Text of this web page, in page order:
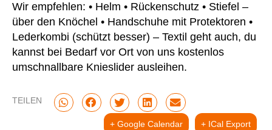
Wir empfehlen: • Helm • Rückenschutz • Stiefel –
über den Knöchel • Handschuhe mit Protektoren •
Lederkombi (schützt besser) – Textil geht auch, du
kannst bei Bedarf vor Ort von uns kostenlos
umschnallbare Knieslider ausleihen.
TEILEN
+ Google Calendar + ICal Export